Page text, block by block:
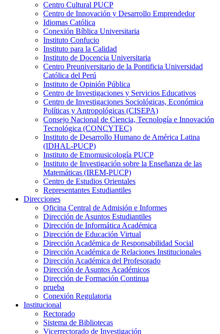
Centro Cultural PUCP
Centro de Innovación y Desarrollo Emprendedor
Idiomas Católica
Conexión Bíblica Universitaria
Instituto Confucio
Instituto para la Calidad
Instituto de Docencia Universitaria
Centro Preuniversitario de la Pontificia Universidad
Católica del Perú
Instituto de Opinión Pública
Centro de Investigaciones y Servicios Educativos
Centro de Investigaciones Sociológicas, Económica
Políticas y Antropológicas (CISEPA)
Consejo Nacional de Ciencia, Tecnología e Innovación
Tecnológica (CONCYTEC)
Instituto de Desarrollo Humano de América Latina
(IDHAL-PUCP)
Instituto de Etnomusicología PUCP
Instituto de Investigación sobre la Enseñanza de las
Matemáticas (IREM-PUCP)
Centro de Estudios Orientales
Representantes Estudiantiles
Direcciones
Oficina Central de Admisión e Informes
Dirección de Asuntos Estudiantiles
Dirección de Informática Académica
Dirección de Educación Virtual
Dirección Académica de Responsabilidad Social
Dirección Académica de Relaciones Institucionales
Dirección Académica del Profesorado
Dirección de Asuntos Académicos
Dirección de Formación Continua
prueba
Conexión Regulatoria
Institucional
Rectorado
Sistema de Bibliotecas
Vicerrectorado de Investigación